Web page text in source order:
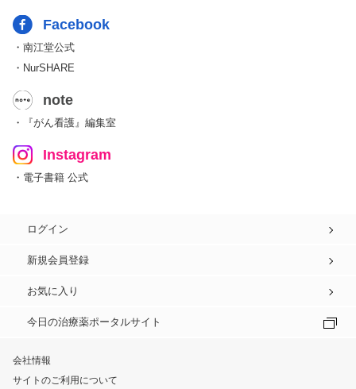
Facebook
・南江堂公式
・NurSHARE
note
・『がん看護』編集室
Instagram
・電子書籍 公式
ログイン
新規会員登録
お気に入り
今日の治療薬ポータルサイト
会社情報
サイトのご利用について